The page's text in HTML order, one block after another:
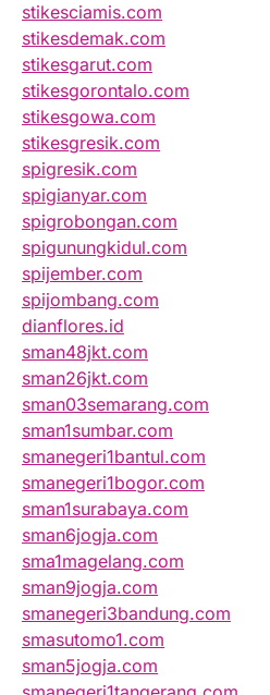
stikesciamis.com
stikesdemak.com
stikesgarut.com
stikesgorontalo.com
stikesgowa.com
stikesgresik.com
spigresik.com
spigianyar.com
spigrobongan.com
spigunungkidul.com
spijember.com
spijombang.com
dianflores.id
sman48jkt.com
sman26jkt.com
sman03semarang.com
sman1sumbar.com
smanegeri1bantul.com
smanegeri1bogor.com
sman1surabaya.com
sman6jogja.com
sma1magelang.com
sman9jogja.com
smanegeri3bandung.com
smasutomo1.com
sman5jogja.com